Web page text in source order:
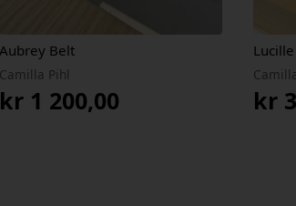
Aubrey Belt
Camilla Pihl
kr 1 200,00 kr